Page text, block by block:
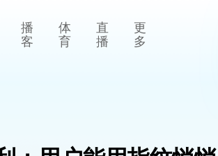
播
客
体
育
直
播
更
多